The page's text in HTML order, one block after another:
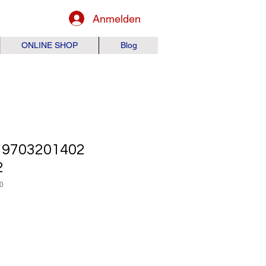
Anmelden
ONLINE SHOP Blog
9703201402